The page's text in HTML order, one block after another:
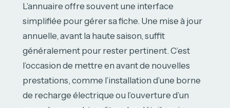
L’annuaire offre souvent une interface
simplifiée pour gérer sa fiche. Une mise à jour
annuelle, avant la haute saison, suffit
généralement pour rester pertinent. C’est
l’occasion de mettre en avant de nouvelles
prestations, comme l’installation d’une borne
de recharge électrique ou l’ouverture d’un